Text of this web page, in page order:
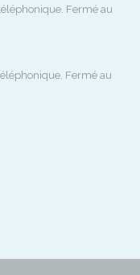
Fermé au
Fermé au